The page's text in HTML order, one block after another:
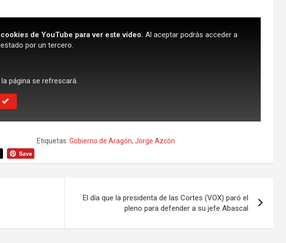
de YouTube para ver este vídeo. Al aceptar podrás acceder a
por un tercero.
página se refrescará.
Etiquetas: Gobierno de Aragón, Jorge Azcón
El día que la presidenta de las Cortes (VOX) paró el
pleno para defender a su jefe Abascal